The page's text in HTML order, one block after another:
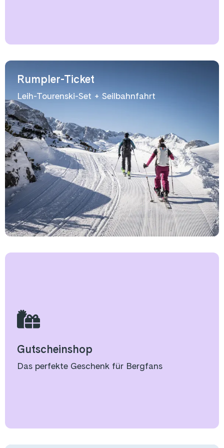
Rumpler-Ticket
Leih-Tourenski-Set + Seilbahnfahrt
Gutscheinshop
Das perfekte Geschenk für Bergfans